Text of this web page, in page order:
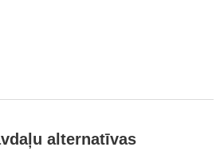
alternatīvas